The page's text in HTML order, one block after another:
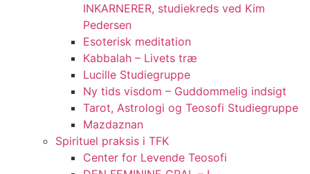
INKARNERER, studiekreds ved Kim
Pedersen
Esoterisk meditation
Kabbalah – Livets træ
Lucille Studiegruppe
Ny tids visdom – Guddommelig indsigt
Tarot, Astrologi og Teosofi Studiegruppe
Mazdaznan
Spirituel praksis i TFK
Center for Levende Teosofi